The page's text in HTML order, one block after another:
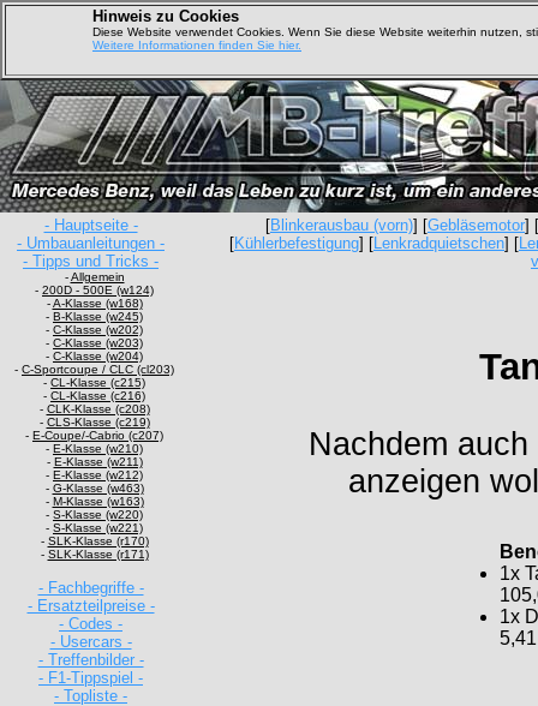
Hinweis zu Cookies
Diese Website verwendet Cookies. Wenn Sie diese Website weiterhin nutzen,
Weitere Informationen finden Sie hier.
- Hauptseite -
- Umbauanleitungen -
- Tipps und Tricks -
-Allgemein
- 200D - 500E (w124)
-A-Klasse (w168)
- B-Klasse (w245)
- C-Klasse (w202)
- C-Klasse (w203)
- C-Klasse (w204)
- C-Sportcoupe / CLC (cl203)
- CL-Klasse (c215)
- CL-Klasse (c216)
- CLK-Klasse (c208)
- CLS-Klasse (c219)
- E-Coupe/-Cabrio (c207)
- E-Klasse (w210)
- E-Klasse (w211)
- E-Klasse (w212)
- G-Klasse (w463)
- M-Klasse (w163)
- S-Klasse (w220)
- S-Klasse (w221)
- SLK-Klasse (r170)
- SLK-Klasse (r171)
- Fachbegriffe -
- Ersatzteilpreise -
- Codes -
- Usercars -
- Treffenbilder -
- F1-Tippspiel -
- Topliste -
[Blinkerausbau (vorn)] [Gebläsemotor] [
[Kühlerbefestigung] [Lenkradquietschen] [
Nachdem
anzeigen
1x
1x